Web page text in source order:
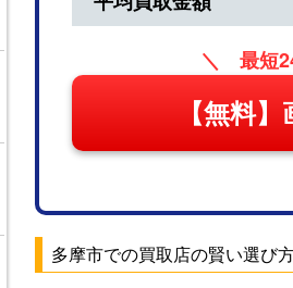
＼ 最短
【無料
多摩市での買取店の賢い選び